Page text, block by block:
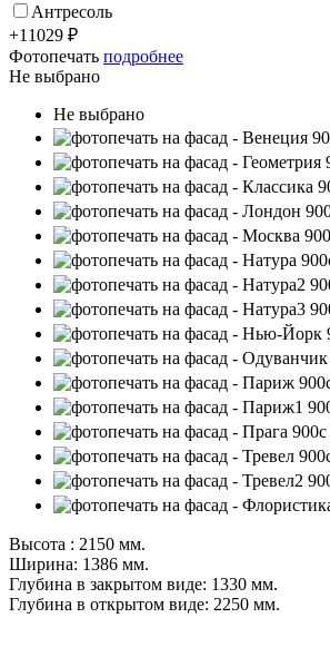
Антресоль
+11029 ₽
Фотопечать подробнее
Не выбрано
Не выбрано
Высота : 2150 мм.
Ширина: 1386 мм.
Глубина в закрытом виде: 1330 мм.
Глубина в открытом виде: 2250 мм.